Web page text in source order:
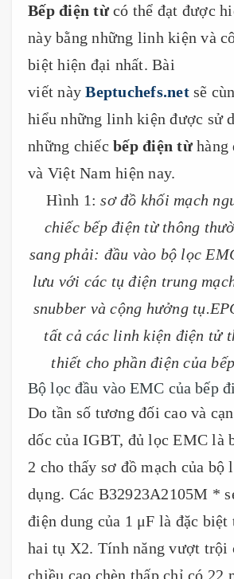
Bếp điện từcó thể đạt được
này bằng những linh kiện và
biệt hiện đại nhất. Bài
viết nàyBeptuchefs.netsẽ
hiểu những linh kiện được sử
những chiếc bếp điện từhàng
và Việt Nam hiện nay.
Hình 1:sơ đồ khối mạch
chiếc bếp điện từ thông
sang phải: đầu vào bộ lọc
lưu với các tụ điện trung
snubber và cộng hưởng
tất cả các linh kiện điện tử
thiết cho phần điện của
Bộ lọc đầu vào EMC của bếp
Do tần số tương đối cao và
dốc của IGBT, đủ lọc EMC là
2 cho thấy sơ đồ mạch của bộ
dụng. Các B32923A2105M *
điện dung của 1 μF là đặc
hai tụ X2. Tính năng vượt trội
chiều cao chèn thấp chỉ có 22